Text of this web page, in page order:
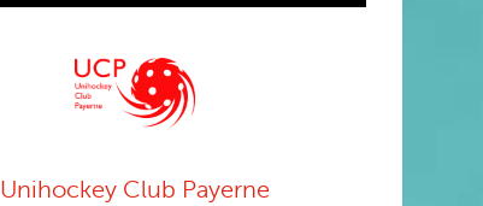
Unihockey Club Payerne